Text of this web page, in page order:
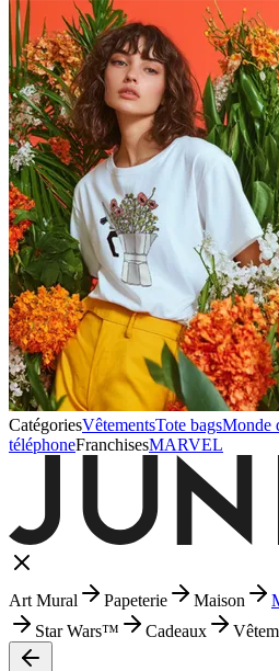
CatégoriesVêtementsTote bagsMonde
téléphoneFranchisesMARVEL
Art Mural Papeterie Maison
Star Wars™
Cadeaux